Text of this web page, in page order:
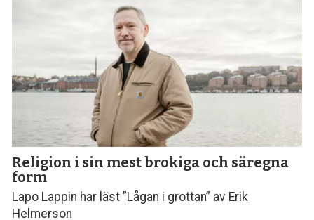
Religion i sin mest brokiga och säregna
form
Lapo Lappin har läst ”Lågan i grottan” av Erik
Helmerson